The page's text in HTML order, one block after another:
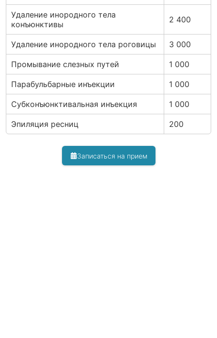
Удаление инородного тела
конъюнктивы
2 400
Удаление инородного тела роговицы 3 000
Промывание слезных путей 1 000
Парабульбарные инъекции 1 000
Субконъюнктивальная инъекция 1 000
Эпиляция ресниц 200
Записаться на прием